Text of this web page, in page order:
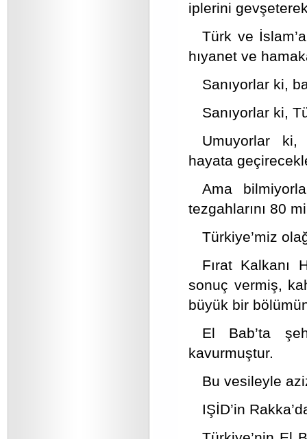
iplerini
Türk ve
hıyanet ve
Sanıyorlar ki,
Sanıyorlar ki,
Umuyorlar ki,
hayata
Ama
tezgahlarını 80
Türkiye’miz
Fırat Kalkanı
sonuç vermiş,
büyük bir
El Bab’ta
kavurmuştur.
Bu vesileyle
IŞİD’in